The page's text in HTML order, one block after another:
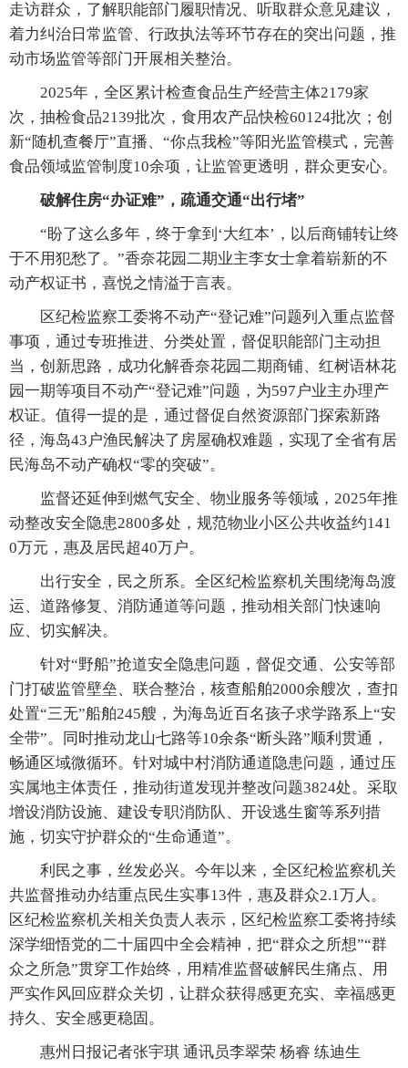
走访群众，了解职能部门履职情况、听取群众意见建议，
着力纠治日常监管、行政执法等环节存在的突出问题，推
动市场监管等部门开展相关整治。
2025年，全区累计检查食品生产经营主体2179家
次，抽检食品2139批次，食用农产品快检60124批次；创
新“随机查餐厅”直播、“你点我检”等阳光监管模式，完善
食品领域监管制度10余项，让监管更透明，群众更安心。
破解住房“办证难”，疏通交通“出行堵”
“盼了这么多年，终于拿到‘大红本’，以后商铺转让终
于不用犯愁了。”香奈花园二期业主李女士拿着崭新的不
动产权证书，喜悦之情溢于言表。
区纪检监察工委将不动产“登记难”问题列入重点监督
事项，通过专班推进、分类处置，督促职能部门主动担
当，创新思路，成功化解香奈花园二期商铺、红树语林花
园一期等项目不动产“登记难”问题，为597户业主办理产
权证。值得一提的是，通过督促自然资源部门探索新路
径，海岛43户渔民解决了房屋确权难题，实现了全省有居
民海岛不动产确权“零的突破”。
监督还延伸到燃气安全、物业服务等领域，2025年推
动整改安全隐患2800多处，规范物业小区公共收益约141
0万元，惠及居民超40万户。
出行安全，民之所系。全区纪检监察机关围绕海岛渡
运、道路修复、消防通道等问题，推动相关部门快速响
应、切实解决。
针对“野船”抢道安全隐患问题，督促交通、公安等部
门打破监管壁垒、联合整治，核查船舶2000余艘次，查扣
处置“三无”船舶245艘，为海岛近百名孩子求学路系上“安
全带”。同时推动龙山七路等10余条“断头路”顺利贯通，
畅通区域微循环。针对城中村消防通道隐患问题，通过压
实属地主体责任，推动街道发现并整改问题3824处。采取
增设消防设施、建设专职消防队、开设逃生窗等系列措
施，切实守护群众的“生命通道”。
利民之事，丝发必兴。今年以来，全区纪检监察机关
共监督推动办结重点民生实事13件，惠及群众2.1万人。
区纪检监察机关相关负责人表示，区纪检监察工委将持续
深学细悟党的二十届四中全会精神，把“群众之所想”“群
众之所急”贯穿工作始终，用精准监督破解民生痛点、用
严实作风回应群众关切，让群众获得感更充实、幸福感更
持久、安全感更稳固。
惠州日报记者张宇琪 通讯员李翠荣 杨睿 练迪生